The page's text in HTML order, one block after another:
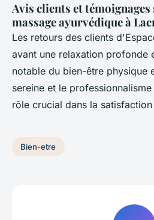
Avis clients et
massage ayurvédique à
Les retours des clients
avant une relaxation profonde
notable du bien-être physique
sereine et le
rôle crucial dans la
Bien-etre